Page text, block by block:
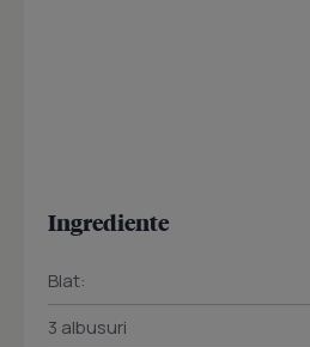
Ingrediente
Blat:
3 albusuri